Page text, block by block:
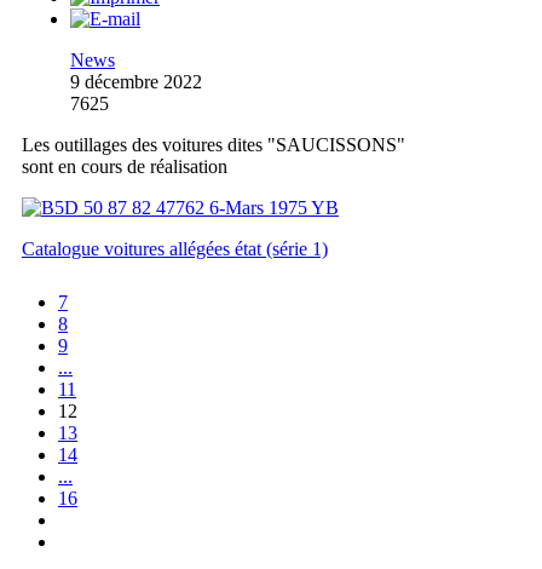
News
9 décembre 2022
7625
Les outillages des voitures dites "SAUCISSONS"
sont en cours de réalisation
Catalogue voitures allégées état (série 1)
7
8
9
...
11
12
13
14
...
16